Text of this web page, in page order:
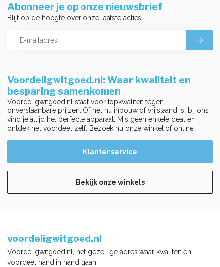
Voordeligwitgoed.nl: Waar kwaliteit en
besparing samenkomen
Voordeligwitgoed.nl staat voor topkwaliteit tegen
onverslaanbare prijzen. Of het nu inbouw of vrijstaand is, bij ons
vind je altijd het perfecte apparaat. Mis geen enkele deal en
ontdek het voordeel zelf. Bezoek nu onze winkel of online.
Klantenservice
Bekijk onze winkels
Abonneer je op onze nieuwsbrief
Blijf op de hoogte over onze laatste acties
voordeligwitgoed.nl
Voordeligwitgoed.nl, het gezellige adres waar kwaliteit en
voordeel hand in hand gaan.